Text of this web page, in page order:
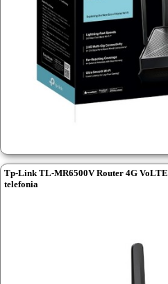
Tp-Link TL-MR6500V Router 4G
telefonia